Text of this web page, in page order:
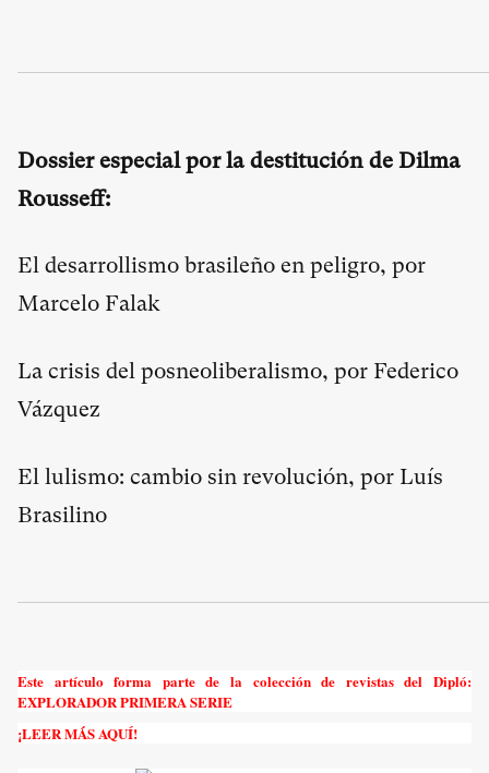
Dossier especial por la destitución de Dilma
Rousseff:
El desarrollismo brasileño en peligro, por
Marcelo Falak
La crisis del posneoliberalismo, por Federico
Vázquez
El lulismo: cambio sin revolución, por Luís
Brasilino
Este artículo forma parte de la colección de revistas del Dipló:
EXPLORADOR PRIMERA SERIE
¡LEER MÁS AQUÍ!